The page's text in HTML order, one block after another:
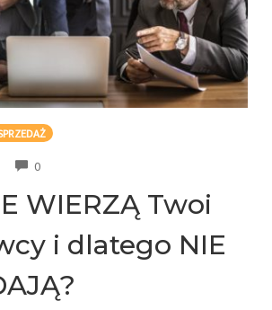
0COMMENTS
WIERZĄ Twoi
i dlatego NIE